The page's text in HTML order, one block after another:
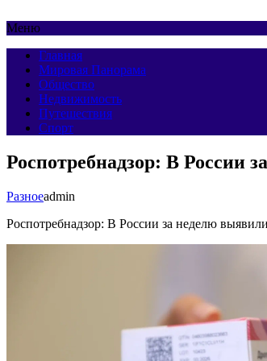
Меню
Главная
Мировая Панорама
Общество
Недвижимость
Путешествия
Спорт
Роспотребнадзор: В России
Разноеadmin
Роспотребнадзор: В России за неделю